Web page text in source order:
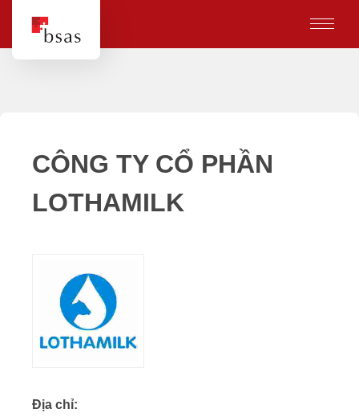
CÔNG TY CỔ PHẦN
LOTHAMILK
Địa chỉ: